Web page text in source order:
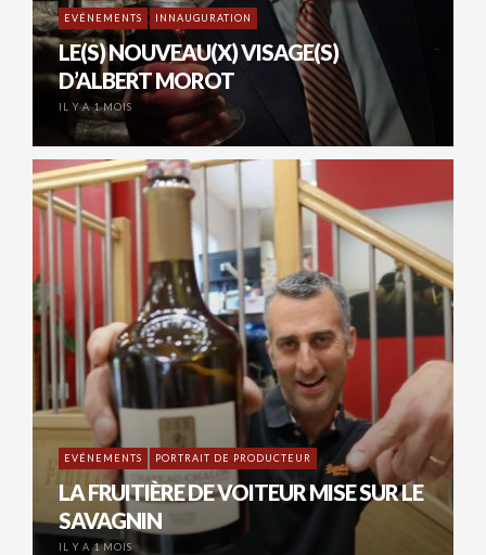
EVÉNEMENTS INNAUGURATION
LE(S) NOUVEAU(X) VISAGE(S)
D’ALBERT MOROT
IL Y A 1 MOIS
EVÉNEMENTS PORTRAIT DE PRODUCTEUR
LA FRUITIÈRE DE VOITEUR MISE SUR LE
SAVAGNIN
IL Y A 1 MOIS